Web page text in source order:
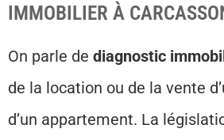
IMMOBILIER À
On parle de diagnostic
de la location ou de la vente
d’un appartement. La